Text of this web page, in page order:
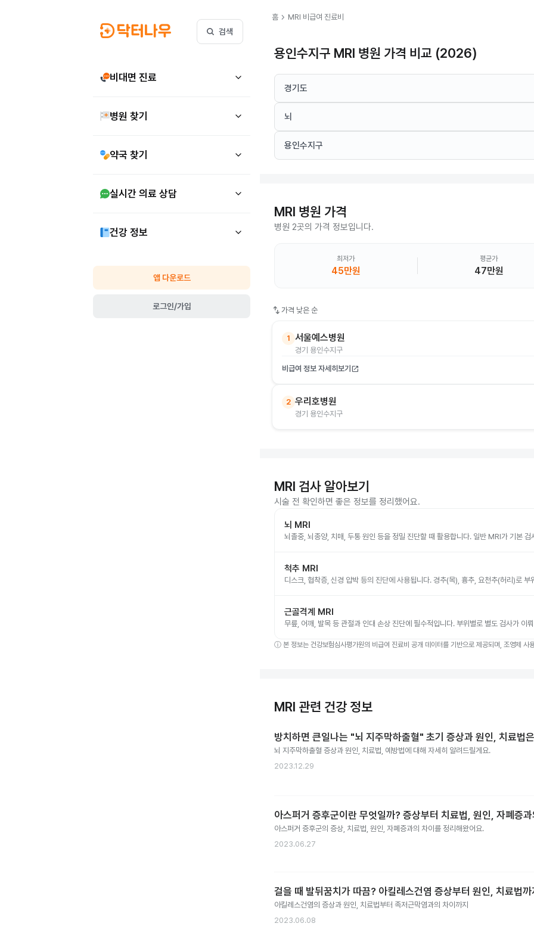
검색
비대면 진료
병원 찾기
약국 찾기
실시간 의료 상담
건강 정보
앱 다운로드
로그인/가입
홈 chevron_right MRI 비급여 진료비
용인수지구 MRI 병원 가격 비교 (2026)
경기도
뇌
용인수지구
MRI 병원 가격
병원 2곳의 가격 정보입니다.
최저가
45만원
평균가
47만원
swap_vert 가격 낮은 순
1 서울예스병원
경기 용인수지구
비급여 정보 자세히보기 open_in_new
2 우리호병원
경기 용인수지구
MRI 검사 알아보기
시술 전 확인하면 좋은 정보를 정리했어요.
뇌 MRI
뇌졸중, 뇌종양, 치매, 두통 원인 등을 정밀 진단할 때 활용합니다. 일반 MRI가 기본 검
척추 MRI
디스크, 협착증, 신경 압박 등의 진단에 사용됩니다. 경추(목), 흉추, 요천추(허리)로 부
근골격계 MRI
무릎, 어깨, 발목 등 관절과 인대 손상 진단에 필수적입니다. 부위별로 별도 검사가 이
ⓘ 본 정보는 건강보험심사평가원의 비급여 진료비 공개 데이터를 기반으로 제공되며, 조영제
MRI 관련 건강 정보
방치하면 큰일나는 "뇌 지주막하출혈" 초기 증상과 원인, 치료법
뇌 지주막하출혈 증상과 원인, 치료법, 예방법에 대해 자세히 알려드릴게요.
2023.12.29
아스퍼거 증후군이란 무엇일까? 증상부터 치료법, 원인, 자폐증과
아스퍼거 증후군의 증상, 치료법, 원인, 자폐증과의 차이를 정리해왔어요.
2023.06.27
걸을 때 발뒤꿈치가 따끔? 아킬레스건염 증상부터 원인, 치료법까
아킬레스건염의 증상과 원인, 치료법부터 족저근막염과의 차이까지
2023.06.08